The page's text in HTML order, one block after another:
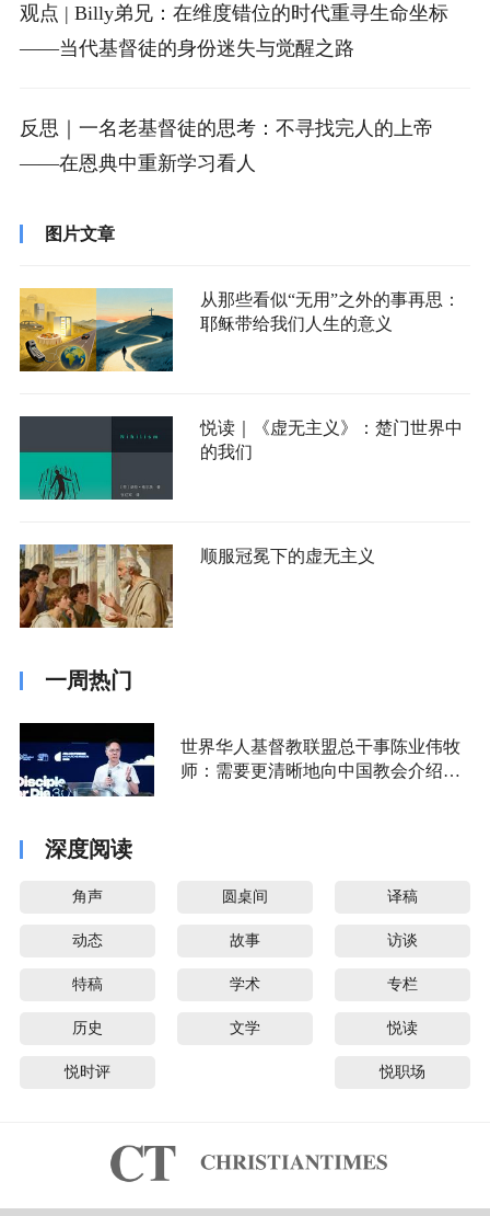
观点 | Billy弟兄：在维度错位的时代重寻生命坐标
——当代基督徒的身份迷失与觉醒之路
反思｜一名老基督徒的思考：不寻找完人的上帝
——在恩典中重新学习看人
图片文章
从那些看似“无用”之外的事再思：
耶稣带给我们人生的意义
悦读｜《虚无主义》：楚门世界中
的我们
顺服冠冕下的虚无主义
一周热门
世界华人基督教联盟总干事陈业伟牧
师：需要更清晰地向中国教会介绍福
深度阅读
角声 圆桌间 译稿
动态 故事 访谈
特稿 学术 专栏
历史 文学 悦读
悦时评 悦职场